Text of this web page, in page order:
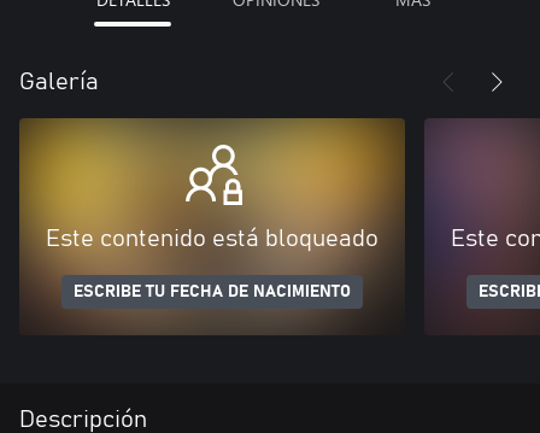
Galería
Este contenido está bloqueado
ESCRIBE TU FECHA DE NACIMIENTO
Este
Descripción